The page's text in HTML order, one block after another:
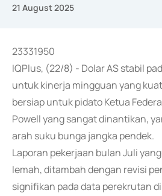
21 August 2025
23331950
IQPlus, (22/8) - Dolar AS stabil
untuk kinerja mingguan yang
bersiap untuk pidato Ketua
Powell yang sangat dinantikan,
arah suku bunga jangka pendek.
Laporan pekerjaan bulan Juli
lemah, ditambah dengan revisi
signifikan pada data perekrutan